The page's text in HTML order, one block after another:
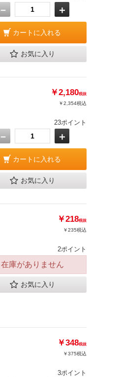
－ ＋
カートに入れる
お気に入り
￥2,180税抜
￥2,354税込
23ポイント
－ ＋
カートに入れる
お気に入り
￥218税抜
￥235税込
2ポイント
在庫がありません
お気に入り
￥348税抜
￥375税込
3ポイント